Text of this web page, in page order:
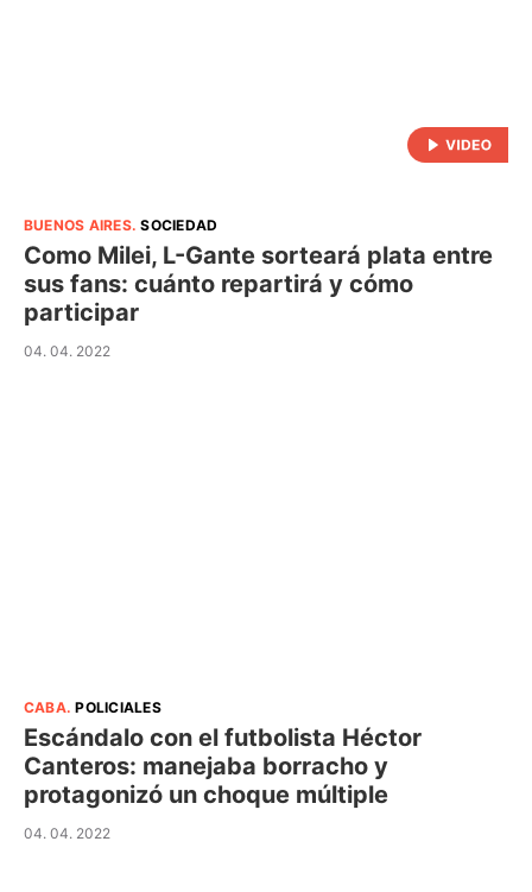
BUENOS AIRES.SOCIEDAD
Como Milei, L-Gante sorteará plata entre
sus fans: cuánto repartirá y cómo
participar
04. 04. 2022
CABA.POLICIALES
Escándalo con el futbolista Héctor
Canteros: manejaba borracho y
protagonizó un choque múltiple
04. 04. 2022